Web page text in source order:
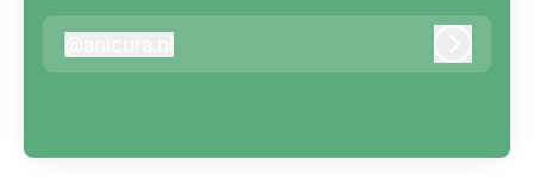
anicura.nl